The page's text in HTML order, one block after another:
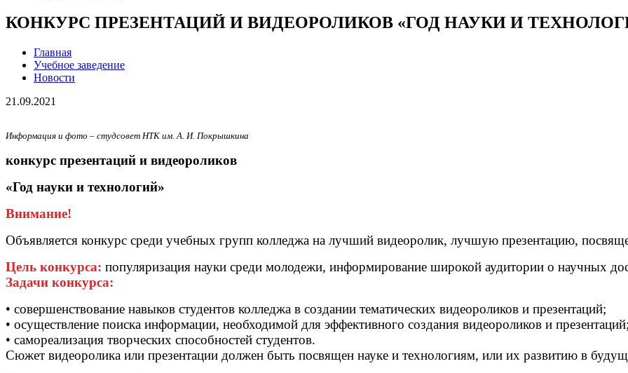
КОНКУРС ПРЕЗЕНТАЦИЙ И ВИДЕОРОЛИКОВ «ГОД НАУКИ И
Главная
Учебное заведение
Новости
21.09.2021
Информация и фото – студсовет НТК им. А. И. Покрышкина
конкурс презентаций и видеороликов
«Год науки и технологий»
Внимание!
Объявляется конкурс среди учебных групп колледжа на лучший видеоролик, лучшую презентацию,
Цель конкурса: популяризация науки среди молодежи, информирование широкой аудитории о научных
Задачи конкурса:
• совершенствование навыков студентов колледжа в создании тематических видеороликов и презентаций;
• осуществление поиска информации, необходимой для эффективного создания видеороликов и
• самореализация творческих способностей студентов.
Сюжет видеоролика или презентации должен быть посвящен науке и технологиям, или их